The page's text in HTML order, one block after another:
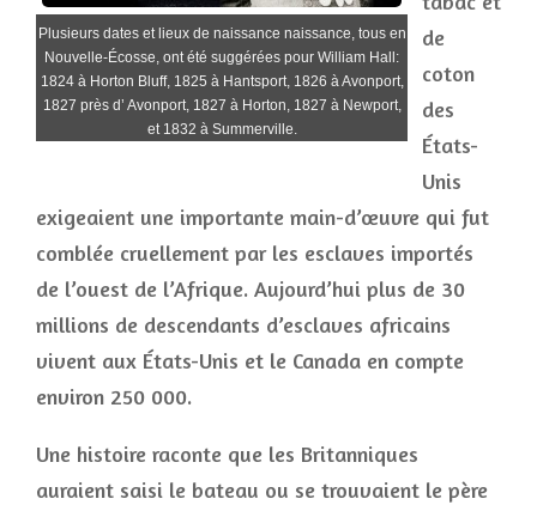
Plusieurs dates et lieux de naissance naissance, tous en
Nouvelle-Écosse, ont été suggérées pour William Hall:
1824 à Horton Bluff, 1825 à Hantsport, 1826 à Avonport,
1827 près d’ Avonport, 1827 à Horton, 1827 à Newport,
et 1832 à Summerville.
de
coton
des
États-
Unis
exigeaient une importante main-d’œuvre qui fut
comblée cruellement par les esclaves importés
de l’ouest de l’Afrique. Aujourd’hui plus de 30
millions de descendants d’esclaves africains
vivent aux États-Unis et le Canada en compte
environ 250 000.
Une histoire raconte que les Britanniques
auraient saisi le bateau ou se trouvaient le père